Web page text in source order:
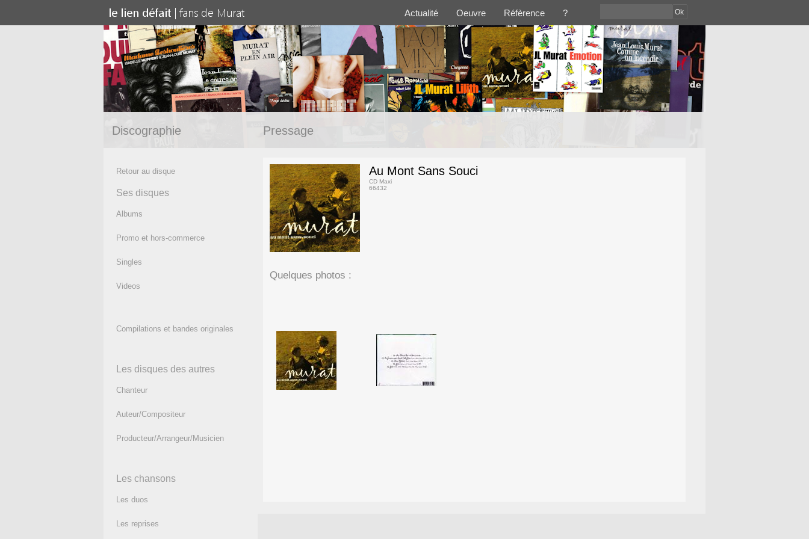
Discographie Pressage
Retour au disque
Ses disques
Albums
Promo et hors-commerce
Singles
Videos
Compilations et bandes originales
Les disques des autres
Chanteur
Auteur/Compositeur
Producteur/Arrangeur/Musicien
Les chansons
Les duos
Les reprises
Au Mont Sans Souci
CD Maxi
66432
Quelques photos :
Ok
Actualité Oeuvre Réfèrence ?